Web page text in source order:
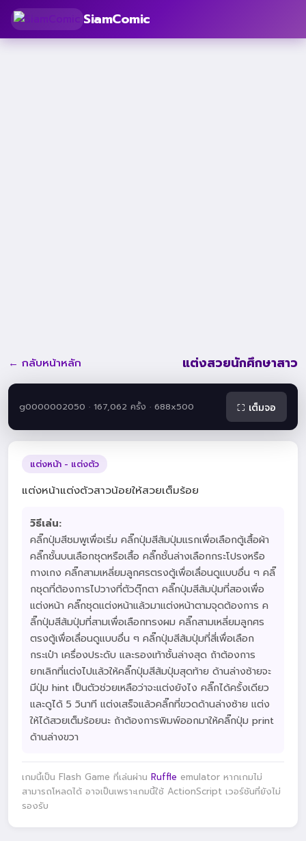
SiamComic
← กลับหน้าหลัก แต่งสวยนักศึกษาสาว
g0000002050 · 167,062 ครั้ง · 688x500 ⛶ เต็มจอ
แต่งหน้า - แต่งตัว
แต่งหน้าแต่งตัวสาวน้อยให้สวยเต็มร้อย
วิธีเล่น:
คลิ๊กปุ่มสีชมพูเพื่อเริ่ม คลิ๊กปุ่มสีส้มปุ่มแรกเพื่อเลือกตู้เสื้อผ้า
คลิ๊กชั้นบนเลือกชุดหรือเสื้อ คลิ๊กชั้นล่างเลือกกระโปรงหรือ
กางเกง คลิ๊กสามเหลี่ยมลูกศรตรงตู้เพื่อเลื่อนดูแบบอื่น ๆ คลิ๊
กชุดที่ต้องการไปวางที่ตัวตุ๊กตา คลิ๊กปุ่มสีส้มปุ่มที่สองเพื่อ
แต่งหน้า คลิ๊กชุดแต่งหน้าแล้วมาแต่งหน้าตามจุดต้องการ ค
ลิ๊กปุ่มสีส้มปุ่มที่สามเพื่อเลือกทรงผม คลิ๊กสามเหลี่ยมลูกศร
ตรงตู้เพื่อเลื่อนดูแบบอื่น ๆ คลิ๊กปุ่มสีส้มปุ่มที่สี่เพื่อเลือก
กระเป๋า เครื่องประดับ และรองเท้าชั้นล่างสุด ถ้าต้องการ
ยกเลิกที่แต่งไปแล้วให้คลิ๊กปุ่มสีส้มปุ่มสุดท้าย ด้านล่างซ้ายจะ
มีปุ่ม hint เป็นตัวช่วยเหลือว่าจะแต่งยังไง คลิ๊กได้ครั้งเดียว
และดูได้ 5 วินาที แต่งเสร็จแล้วคลิ๊กที่ขวดด้านล่างซ้าย แต่ง
ให้ได้สวยเต็มร้อยนะ ถ้าต้องการพิมพ์ออกมาให้คลิ๊กปุ่ม print
ด้านล่างขวา
เกมนี้เป็น Flash Game ที่เล่นผ่าน Ruffle emulator หากเกมไม่
สามารถโหลดได้ อาจเป็นเพราะเกมนี้ใช้ ActionScript เวอร์ชันที่ยังไม่
รองรับ